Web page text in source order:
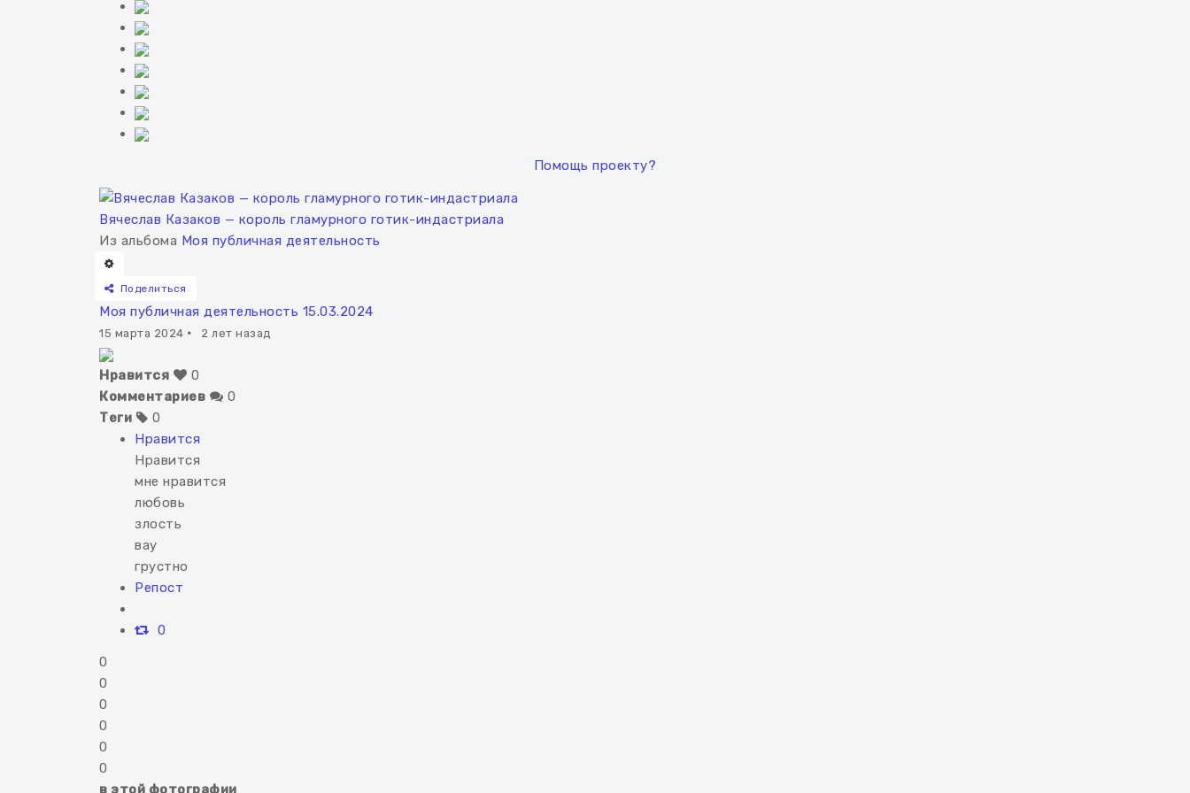
Помощь проекту?
Вячеслав Казаков — король гламурного готик-индастриала
Из альбома Моя публичная деятельность
Поделиться
Моя публичная деятельность 15.03.2024
15 марта 2024 · 2 лет назад
Нравится
0
Комментариев
0
Теги
0
Нравится
Нравится
мне нравится
любовь
злость
вау
грустно
Репост
0
0
0
0
0
0
0
в этой фотографии